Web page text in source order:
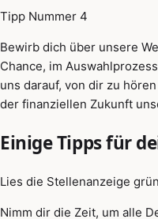
Tipp Nummer 4
Bewirb dich über unsere
Chance, im
uns darauf, von dir zu
der finanziellen Zukunft
Einige Tipps für
Lies die Stellenanzeige
Nimm dir die Zeit, um alle